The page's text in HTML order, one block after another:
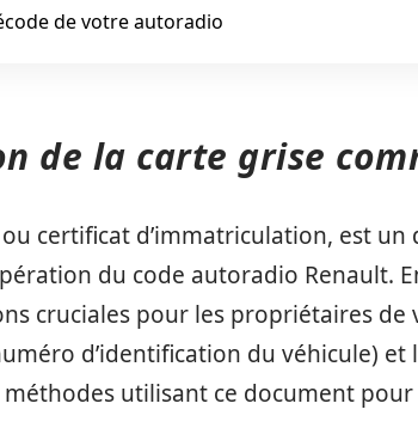
de votre autoradio
de la carte grise
certificat d’immatriculation, est
du code autoradio Renault.
cruciales pour les propriétaires de
d’identification du véhicule)
méthodes utilisant ce document